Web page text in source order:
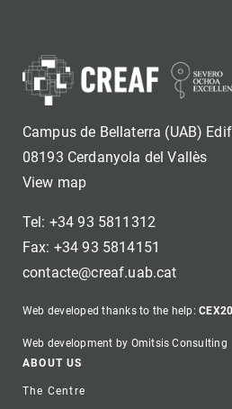
Campus de Bellaterra (UAB)
08193 Cerdanyola del Vallès
View map
Tel: +34 93 5811312
Fax: +34 93 5814151
contacte@creaf.uab.cat
Web developed thanks to the help:
Web development by Omitsis Consulting
Footer
ABOUT US
The Centre